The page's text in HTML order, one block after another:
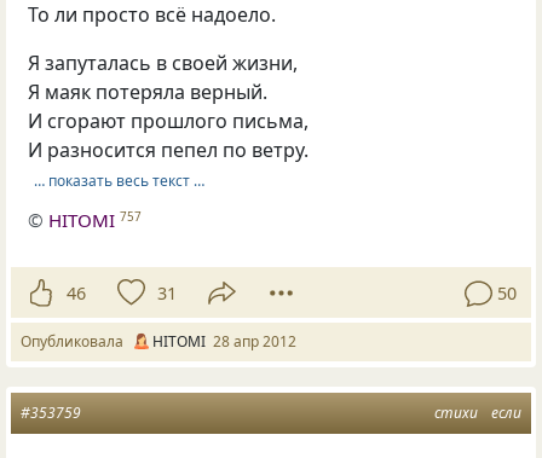
То ли просто всё надоело.
Я запуталась в своей жизни,
Я маяк потеряла верный.
И сгорают прошлого письма,
И разносится пепел по ветру.
… показать весь текст …
© HITOMI 757
46 31 50
Опубликовала HITOMI 28 апр 2012
стихи если
#353759